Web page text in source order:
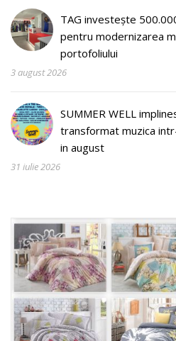
TAG investește
pentru modernizarea
portofoliului
3 august 2026
SUMMER WELL
transformat muzica
in august
31 iulie 2026